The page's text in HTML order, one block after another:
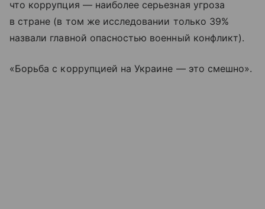
что коррупция — наиболее серьезная угроза
в стране (в том же исследовании только 39%
назвали главной опасностью военный конфликт).
«Борьба с коррупцией на Украине — это смешно».